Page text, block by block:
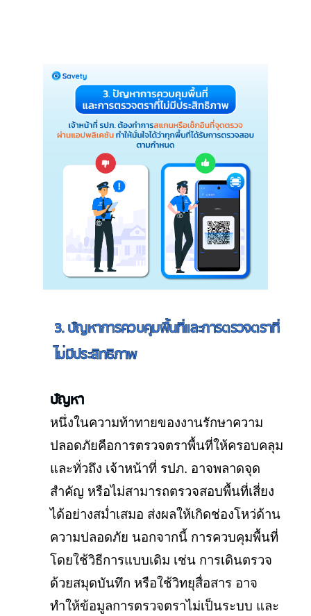
3. ปัญหาการควบคุมพื้นที่และการตรวจตราที่
ไม่มีประสิทธิภาพ
ปัญหา
หนึ่งในความท้าทายของงานรักษาความ
ปลอดภัยคือการตรวจตราพื้นที่ให้ครอบคลุม
และทั่วถึง เจ้าหน้าที่ รปภ. อาจพลาดจุด
สำคัญ หรือไม่สามารถตรวจสอบพื้นที่เสี่ยง
ได้อย่างสม่ำเสมอ ส่งผลให้เกิดช่องโหว่ด้าน
ความปลอดภัย นอกจากนี้ การควบคุมพื้นที่
โดยใช้วิธีการแบบเดิม เช่น การเดินตรวจ
ด้วยสมุดบันทึก หรือใช้วิทยุสื่อสาร อาจ
ทำให้ข้อมูลการตรวจตราไม่เป็นระบบ และ